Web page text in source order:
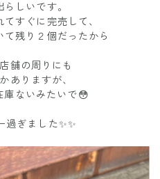
しいです。
すぐに完売して、
残り２個だったから
舗の周りにも
ありますが、
庫ないみたいで😳
過ぎました✨✨